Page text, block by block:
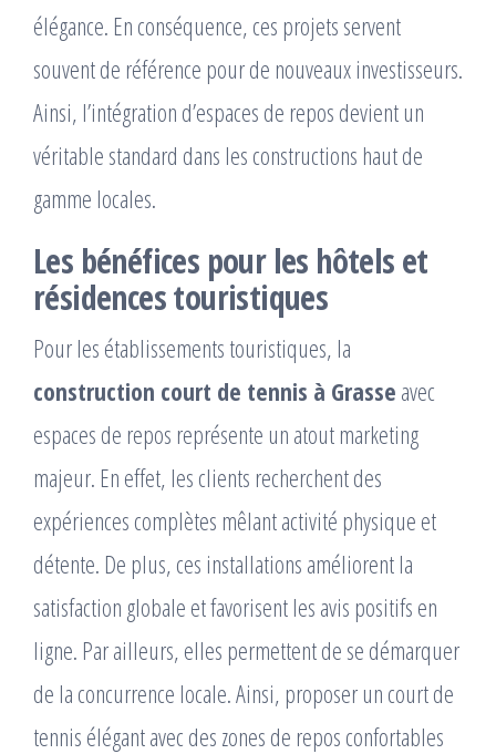
élégance. En conséquence, ces projets servent
souvent de référence pour de nouveaux investisseurs.
Ainsi, l’intégration d’espaces de repos devient un
véritable standard dans les constructions haut de
gamme locales.
Les bénéfices pour les hôtels et
résidences touristiques
Pour les établissements touristiques, la
construction court de tennis à Grasse avec
espaces de repos représente un atout marketing
majeur. En effet, les clients recherchent des
expériences complètes mêlant activité physique et
détente. De plus, ces installations améliorent la
satisfaction globale et favorisent les avis positifs en
ligne. Par ailleurs, elles permettent de se démarquer
de la concurrence locale. Ainsi, proposer un court de
tennis élégant avec des zones de repos confortables